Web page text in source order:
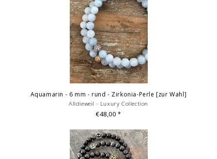
Aquamarin - 6 mm - rund - Zirkonia-Perle [zur Wahl]
Alldieweil - Luxury Collection
€48,00*